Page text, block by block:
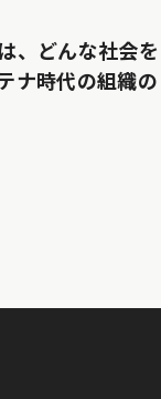
、どんな社会を
ナ時代の組織の